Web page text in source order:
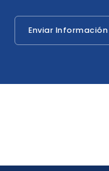
Enviar Información